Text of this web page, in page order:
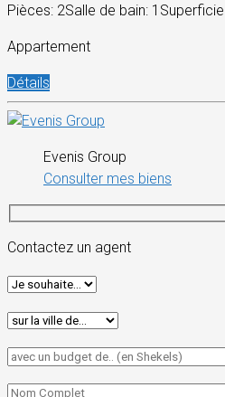
Pièces: 2Salle de bain: 1
Appartement
Détails
Evenis Group
Consulter mes biens
Contactez un agent